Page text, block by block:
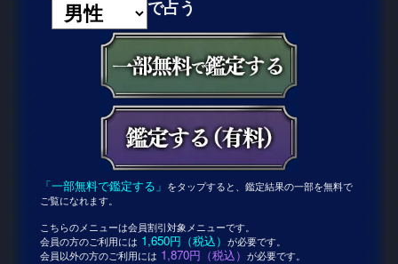
で占う
「一部無料で鑑定する」 をタップすると、鑑定結果の一部を無料で
ご覧になれます。
こちらのメニューは会員割引対象メニューです。
会員の方のご利用には 1,650円（税込） が必要です。
会員以外の方のご利用には 1,870円（税込） が必要です。